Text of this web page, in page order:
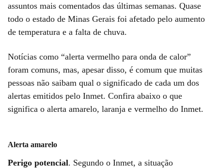
assuntos mais comentados das últimas semanas. Quase
todo o estado de Minas Gerais foi afetado pelo aumento
de temperatura e a falta de chuva.
Notícias como “alerta vermelho para onda de calor”
foram comuns, mas, apesar disso, é comum que muitas
pessoas não saibam qual o significado de cada um dos
alertas emitidos pelo Inmet. Confira abaixo o que
significa o alerta amarelo, laranja e vermelho do Inmet.
Alerta amarelo
Perigo potencial. Segundo o Inmet, a situação